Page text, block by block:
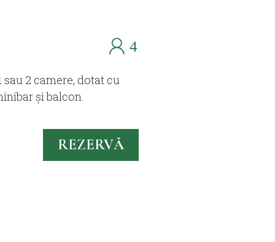
2 camere, dotat cu
și balcon.
REZERVĂ